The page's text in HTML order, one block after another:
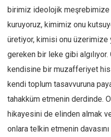
birimiz ideolojik meşrebimize
kuruyoruz, kimimiz onu
üretiyor, kimisi onu üzerimize
gereken bir leke gibi
kendisine bir muzafferiyet
kendi toplum tasavvuruna
tahakküm etmenin derdinde.
hikayesini de elinden almak
onlara telkin etmenin